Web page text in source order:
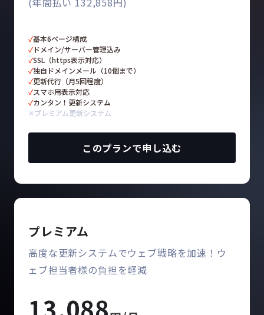
✓基本6ページ構成
✓ドメイン/サーバー管理込み
✓SSL（https表示対応）
✓独自ドメインメール（10個まで）
✓更新代行（月5回程度）
✓スマホ用表示対応
✓カンタン！更新システム
✕プレミアム更新システム
このプランで申し込む
プレミアム
高度な更新システムでウェブ戦略を加速！ウ
ェブ担当者様の負担を軽減